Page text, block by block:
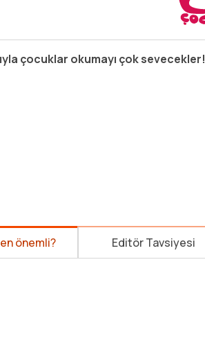
çocuklar okumayı çok sevecekler!
önemli? Editör Tavsiyesi